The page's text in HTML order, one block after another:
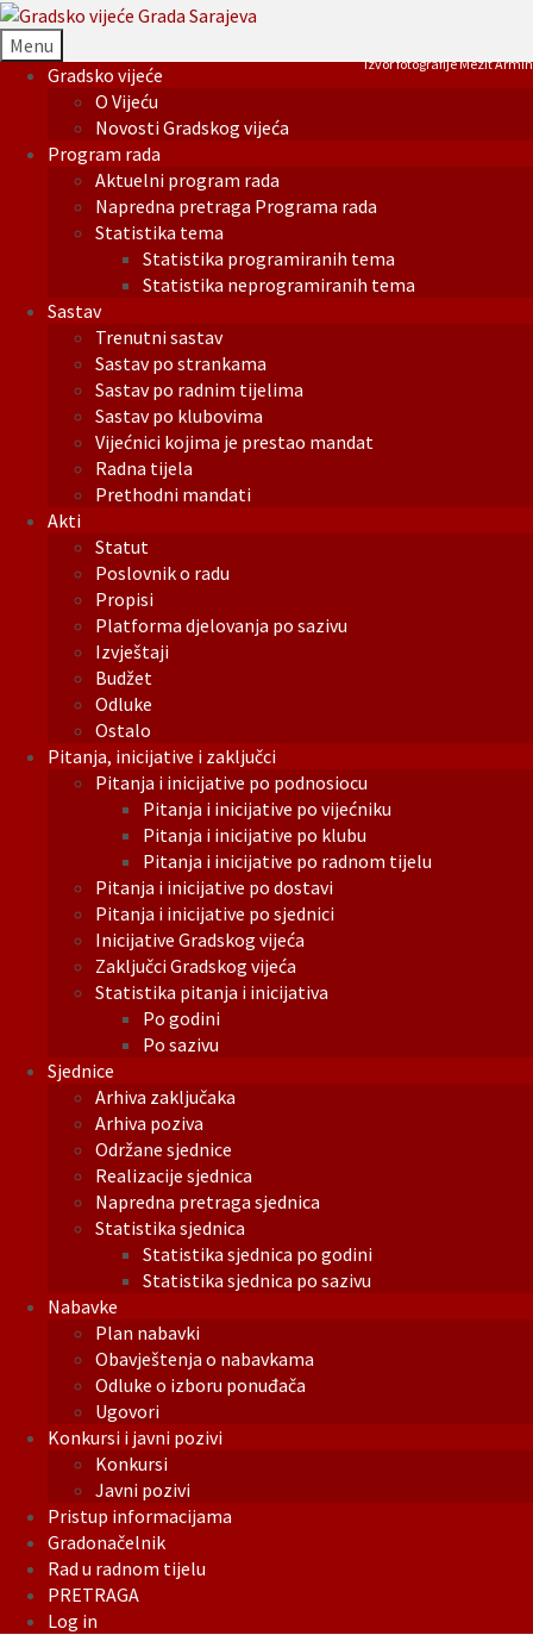
Menu
Gradsko vijeće
O Vijeću
Novosti Gradskog vijeća
Program rada
Aktuelni program rada
Napredna pretraga Programa rada
Statistika tema
Statistika programiranih tema
Statistika neprogramiranih tema
Sastav
Trenutni sastav
Sastav po strankama
Sastav po radnim tijelima
Sastav po klubovima
Vijećnici kojima je prestao mandat
Radna tijela
Prethodni mandati
Akti
Statut
Poslovnik o radu
Propisi
Platforma djelovanja po sazivu
Izvještaji
Budžet
Odluke
Ostalo
Pitanja, inicijative i zaključci
Pitanja i inicijative po podnosiocu
Pitanja i inicijative po vijećniku
Pitanja i inicijative po klubu
Pitanja i inicijative po radnom tijelu
Pitanja i inicijative po dostavi
Pitanja i inicijative po sjednici
Inicijative Gradskog vijeća
Zaključci Gradskog vijeća
Statistika pitanja i inicijativa
Po godini
Po sazivu
Sjednice
Arhiva zaključaka
Arhiva poziva
Održane sjednice
Realizacije sjednica
Napredna pretraga sjednica
Statistika sjednica
Statistika sjednica po godini
Statistika sjednica po sazivu
Nabavke
Plan nabavki
Obavještenja o nabavkama
Odluke o izboru ponuđača
Ugovori
Konkursi i javni pozivi
Konkursi
Javni pozivi
Pristup informacijama
Gradonačelnik
Rad u radnom tijelu
PRETRAGA
Log in
Izvor fotografije Mezit Armin